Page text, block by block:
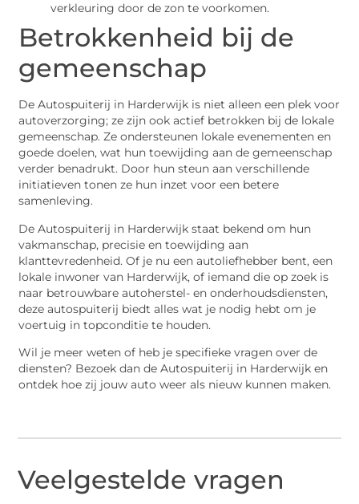
verkleuring door de zon te voorkomen.
Betrokkenheid bij de
gemeenschap
De Autospuiterij in Harderwijk is niet alleen een plek voor
autoverzorging; ze zijn ook actief betrokken bij de lokale
gemeenschap. Ze ondersteunen lokale evenementen en
goede doelen, wat hun toewijding aan de gemeenschap
verder benadrukt. Door hun steun aan verschillende
initiatieven tonen ze hun inzet voor een betere
samenleving.
De Autospuiterij in Harderwijk staat bekend om hun
vakmanschap, precisie en toewijding aan
klanttevredenheid. Of je nu een autoliefhebber bent, een
lokale inwoner van Harderwijk, of iemand die op zoek is
naar betrouwbare autoherstel- en onderhoudsdiensten,
deze autospuiterij biedt alles wat je nodig hebt om je
voertuig in topconditie te houden.
Wil je meer weten of heb je specifieke vragen over de
diensten? Bezoek dan de Autospuiterij in Harderwijk en
ontdek hoe zij jouw auto weer als nieuw kunnen maken.
Veelgestelde vragen